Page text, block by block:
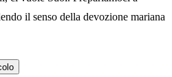
il senso della devozione mariana